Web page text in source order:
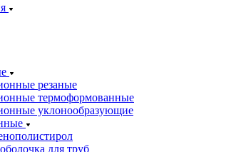
резаные
термоформованные
уклонообразующие
для труб